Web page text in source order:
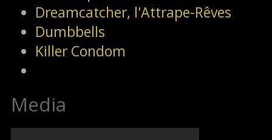
Dreamcatcher, l'Attrape-Rêves
Dumbbells
Killer Condom
Media